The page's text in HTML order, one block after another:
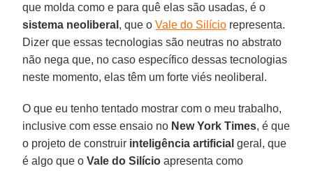
que molda como e para quê elas são usadas, é o
sistema neoliberal , que oVale do Silício representa.
Dizer que essas tecnologias são neutras no abstrato
não nega que, no caso específico dessas tecnologias
neste momento, elas têm um forte viés neoliberal.
O que eu tenho tentado mostrar com o meu trabalho,
inclusive com esse ensaio no New York Times, é que
o projeto de construir inteligência artificial geral, que
é algo que oVale do Silício apresenta como